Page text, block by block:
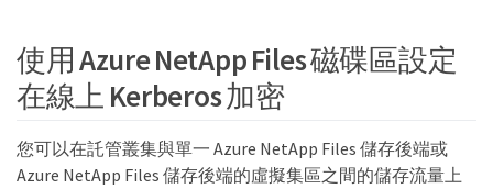
使用 Azure NetApp Files 磁碟區設定
在線上 Kerberos 加密
您可以在託管叢集與單一 Azure NetApp Files 儲存後端或
Azure NetApp Files 儲存後端的虛擬集區之間的儲存流量上